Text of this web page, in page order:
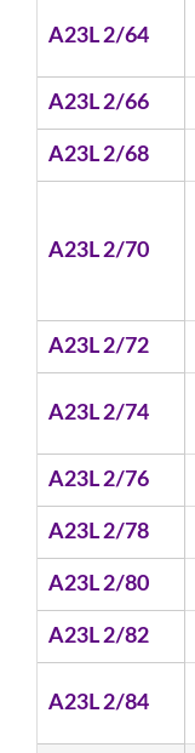
A23L 2/64
A23L 2/66
A23L 2/68
A23L 2/70
A23L 2/72
A23L 2/74
A23L 2/76
A23L 2/78
A23L 2/80
A23L 2/82
A23L 2/84